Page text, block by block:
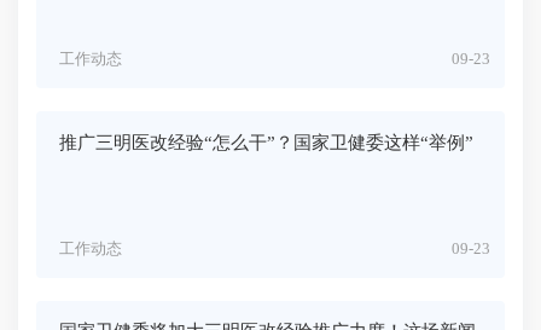
09-23
工作动态
推广三明医改经验“怎么干”？国家卫健委这样“举例”
09-23
工作动态